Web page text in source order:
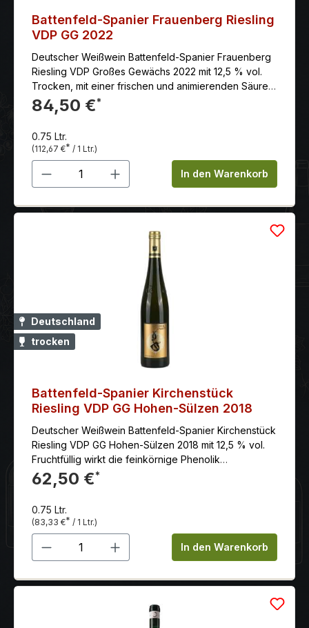
Battenfeld-Spanier Frauenberg Riesling
VDP GG 2022
Deutscher Weißwein Battenfeld-Spanier Frauenberg
Riesling VDP Großes Gewächs 2022 mit 12,5 % vol.
Trocken, mit einer frischen und animierenden Säure.
Er hat einen prägnant mineralischen Körper, hohes
Volumen und eine lange Länge.
84,50 €*
0.75 Ltr.
(112,67 €* / 1 Ltr.)
Produkt Anzahl: Gib denIn den Warenkorb
Deutschland
trocken
Battenfeld-Spanier Kirchenstück
Riesling VDP GG Hohen-Sülzen 2018
Deutscher Weißwein Battenfeld-Spanier Kirchenstück
Riesling VDP GG Hohen-Sülzen 2018 mit 12,5 % vol.
Fruchtfüllig wirkt die feinkörnige Phenolik
mundwässernd und wird befeuert vom jugendlichen
doch vollreifen Säurenerv. Komplex und tiefgründig
herbe Finish.
62,50 €*
0.75 Ltr.
(83,33 €* / 1 Ltr.)
Produkt Anzahl: Gib denIn den Warenkorb